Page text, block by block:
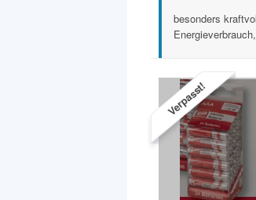
besonders
Verpasst!